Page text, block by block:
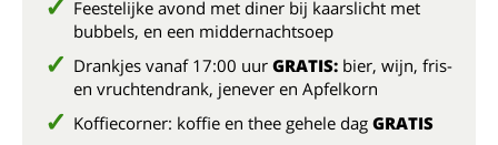
Feestelijke avond met diner bij kaarslicht met
bubbels, en een middernachtsoep
Drankjes vanaf 17:00 uur GRATIS: bier, wijn, fris-
en vruchtendrank, jenever en Apfelkorn
Koffiecorner: koffie en thee gehele dag GRATIS